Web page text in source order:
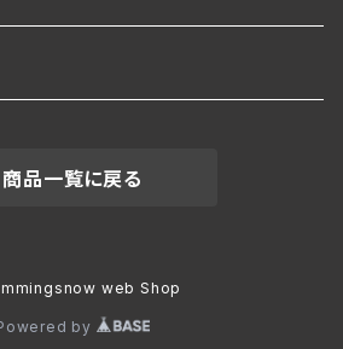
商品一覧に戻る
web Shop
by